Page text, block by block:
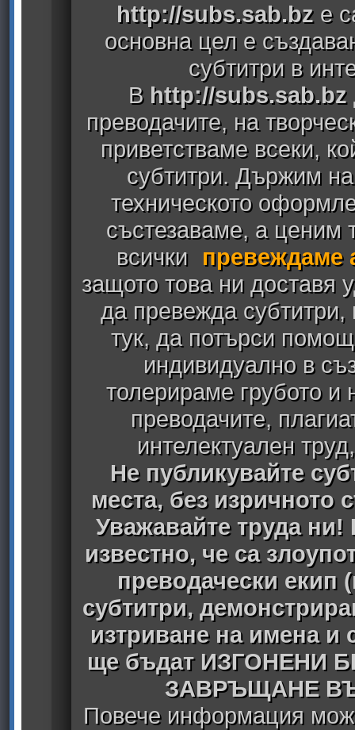
http://subs.sab.bz е
основна цел е
субтитри в
В http://subs.sab.bz
преводачите, на
приветстваме всеки,
субтитри. Държим
техническото
състезаваме, а ценим
всички
превеждаме
защото това ни доставя
да превежда
тук, да потърси
индивидуално в
толерираме грубото
преводачите,
интелектуален
Не публикувайте
места, без изричното
Уважавайте труда ни!
известно, че са
преводачески екип
субтитри,
изтриване на имена
ще бъдат ИЗГОНЕНИ
ЗАВРЪЩАНЕ
Повече информация